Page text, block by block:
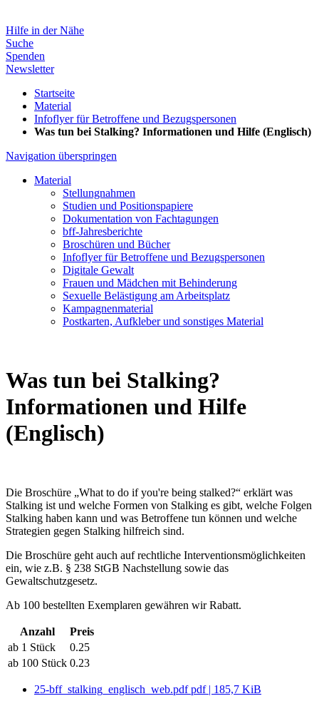
Hilfe in der Nähe
Suche
Spenden
Newsletter
Startseite
Material
Infoflyer für Betroffene und Bezugspersonen
Was tun bei Stalking? Informationen und Hilfe (Englisch)
Navigation überspringen
Material
Stellungnahmen
Studien und Positionspapiere
Dokumentation von Fachtagungen
bff-Jahresberichte
Broschüren und Bücher
Infoflyer für Betroffene und Bezugspersonen
Digitale Gewalt
Frauen und Mädchen mit Behinderung
Sexuelle Belästigung am Arbeitsplatz
Kampagnenmaterial
Postkarten, Aufkleber und sonstiges Material
Was tun bei Stalking?
Informationen und Hilfe
(Englisch)
Die Broschüre „What to do if you're being stalked?“ erklärt was
Stalking ist und welche Formen von Stalking es gibt, welche Folgen
Stalking haben kann und was Betroffene tun können und welche
Strategien gegen Stalking hilfreich sind.
Die Broschüre geht auch auf rechtliche Interventionsmöglichkeiten
ein, wie z.B. § 238 StGB Nachstellung sowie das
Gewaltschutzgesetz.
Ab 100 bestellten Exemplaren gewähren wir Rabatt.
Anzahl
Preis
ab 1 Stück
0.25
ab 100 Stück 0.23
25-bff_stalking_englisch_web.pdfpdf| 185,7 KiB